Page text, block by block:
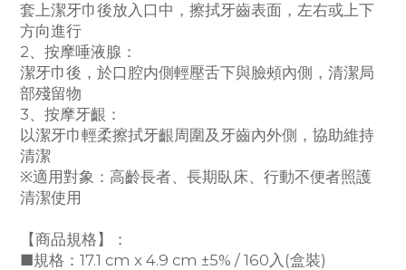
套上潔牙巾後放入口中，擦拭牙齒表面，左右或上下
方向進行
2、按摩唾液腺：
潔牙巾後，於口腔内側輕壓舌下與臉頰內側，清潔局
部殘留物
3、按摩牙齦：
以潔牙巾輕柔擦拭牙齦周圍及牙齒內外側，協助維持
清潔
※適用對象：高齡長者、長期臥床、行動不便者照護
清潔使用
【商品規格】：
■規格：17.1 cm x 4.9 cm ±5% / 160入(盒裝)